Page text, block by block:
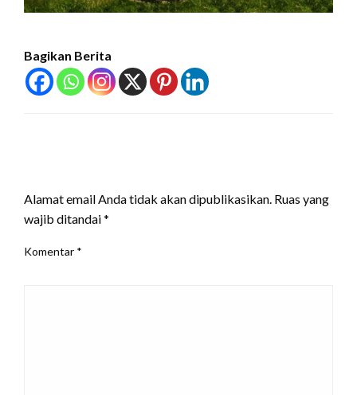
Bagikan Berita
Alamat email Anda tidak akan dipublikasikan. Ruas yang
wajib ditandai*
Komentar *